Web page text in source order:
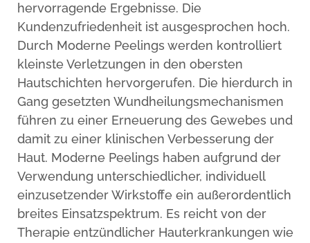
hervorragende Ergebnisse. Die
Kundenzufriedenheit ist ausgesprochen hoch.
Durch Moderne Peelings werden kontrolliert
kleinste Verletzungen in den obersten
Hautschichten hervorgerufen. Die hierdurch in
Gang gesetzten Wundheilungsmechanismen
führen zu einer Erneuerung des Gewebes und
damit zu einer klinischen Verbesserung der
Haut. Moderne Peelings haben aufgrund der
Verwendung unterschiedlicher, individuell
einzusetzender Wirkstoffe ein außerordentlich
breites Einsatzspektrum. Es reicht von der
Therapie entzündlicher Hauterkrankungen wie